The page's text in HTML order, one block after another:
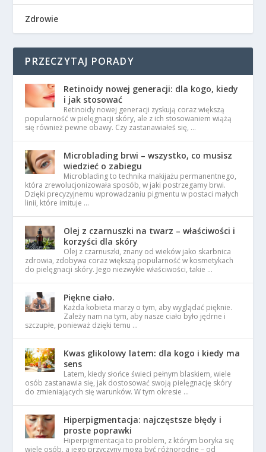
Zdrowie
PRZECZYTAJ PORADY
Retinoidy nowej generacji: dla kogo, kiedy
i jak stosować
Retinoidy nowej generacji zyskują coraz większą
popularność w pielęgnacji skóry, ale z ich stosowaniem wiążą
się również pewne obawy. Czy zastanawiałeś się, …
Microblading brwi – wszystko, co musisz
wiedzieć o zabiegu
Microblading to technika makijażu permanentnego,
która zrewolucjonizowała sposób, w jaki postrzegamy brwi.
Dzięki precyzyjnemu wprowadzaniu pigmentu w postaci małych
linii, które imituje …
Olej z czarnuszki na twarz – właściwości i
korzyści dla skóry
Olej z czarnuszki, znany od wieków jako skarbnica
zdrowia, zdobywa coraz większą popularność w kosmetykach
do pielęgnacji skóry. Jego niezwykłe właściwości, takie …
Piękne ciało.
Każda kobieta marzy o tym, aby wyglądać pięknie.
Zależy nam na tym, aby nasze ciało było jędrne i
szczupłe, ponieważ dzięki temu …
Kwas glikolowy latem: dla kogo i kiedy ma
sens
Latem, kiedy słońce świeci pełnym blaskiem, wiele
osób zastanawia się, jak dostosować swoją pielęgnację skóry
do zmieniających się warunków. W tym okresie …
Hiperpigmentacja: najczęstsze błędy i
proste poprawki
Hiperpigmentacja to problem, z którym boryka się
wiele osób, a jego przyczyny mogą być różnorodne – od